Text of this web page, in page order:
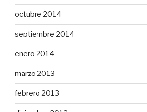
octubre 2014
septiembre 2014
enero 2014
marzo 2013
febrero 2013